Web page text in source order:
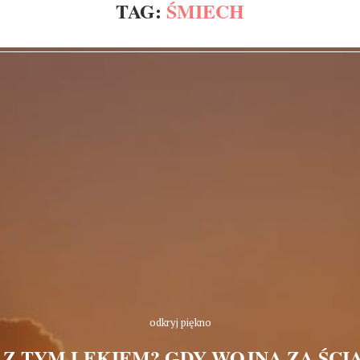
TAG: ŚMIECH
odkryj piękno